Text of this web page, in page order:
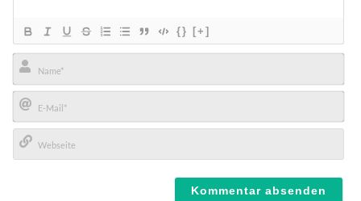
{} [+]
Name*
E-
Mail*